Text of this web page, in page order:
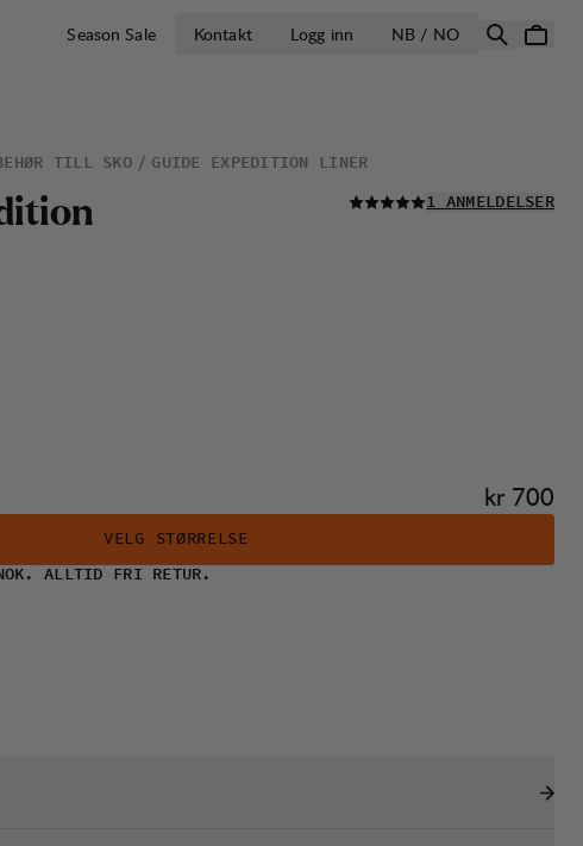
Season Sale Kontakt Logg inn NB / NOÅPNE VELG
TILL SKO GUIDE EXPEDITION LINER
ition
LES ALLE
1 ANMELDELSER
Pris:
kr 700
VELG STØRRELSE
ALLTID FRI RETUR.